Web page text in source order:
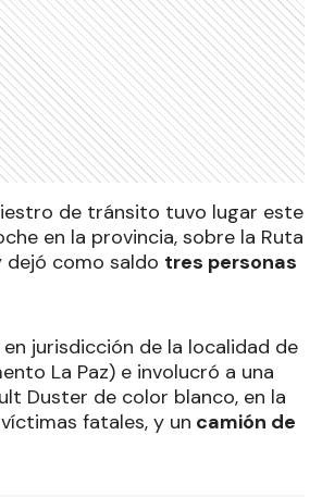
de tránsito tuvo lugar este
en la provincia, sobre la Ruta
dejó como saldo tres personas
jurisdicción de la localidad de
La Paz) e involucró a una
Duster de color blanco, en la
fatales, y un camión de